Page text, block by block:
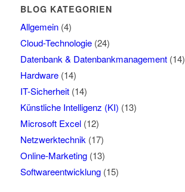
BLOG KATEGORIEN
Allgemein(4)
Cloud-Technologie(24)
Datenbank & Datenbankmanagement(14)
Hardware(14)
IT-Sicherheit(14)
Künstliche Intelligenz (KI) (13)
Microsoft Excel(12)
Netzwerktechnik (17)
Online-Marketing(13)
Softwareentwicklung(15)